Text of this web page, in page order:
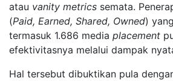
atau vanity metrics semata.
(Paid, Earned, Shared, Owned)
termasuk 1.686 media placement
efektivitasnya melalui dampak
Hal tersebut dibuktikan pula